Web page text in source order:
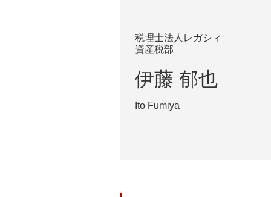
税理士法人レガシィ
資産税部
伊藤 郁也
Ito Fumiya